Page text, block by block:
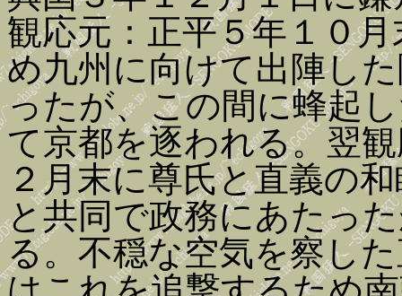
観応元：正平５年１０
め九州に向けて出陣し
ったが、この間に蜂起
て京都を逐われる。翌
２月末に尊氏と直義の
と共同で政務にあたっ
る。不穏な空気を察し